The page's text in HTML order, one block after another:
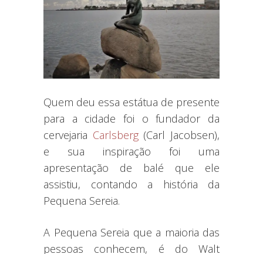
Quem deu essa estátua de presente
para a cidade foi o fundador da
cervejaria Carlsberg(Carl Jacobsen),
e sua inspiração foi uma
apresentação de balé que ele
assistiu, contando a história da
Pequena Sereia.
A Pequena Sereia que a maioria das
pessoas conhecem, é do Walt